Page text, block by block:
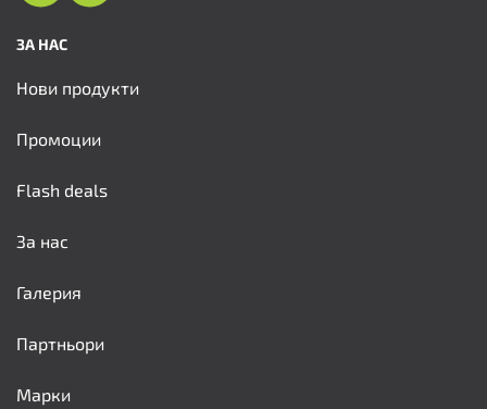
ЗА НАС
Нови продукти
Промоции
Flash deals
За нас
Галерия
Партньори
Марки